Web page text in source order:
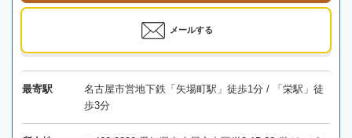
メールする
最寄駅
名古屋市営地下鉄「矢場町駅」徒歩1分 / 「栄駅」徒
歩3分